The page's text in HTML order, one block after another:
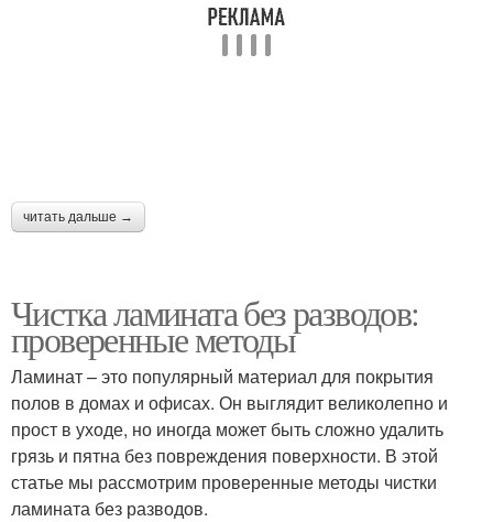
читать дальше →
Чистка ламината без разводов:
проверенные методы
Ламинат – это популярный материал для покрытия
полов в домах и офисах. Он выглядит великолепно и
прост в уходе, но иногда может быть сложно удалить
грязь и пятна без повреждения поверхности. В этой
статье мы рассмотрим проверенные методы чистки
ламината без разводов.